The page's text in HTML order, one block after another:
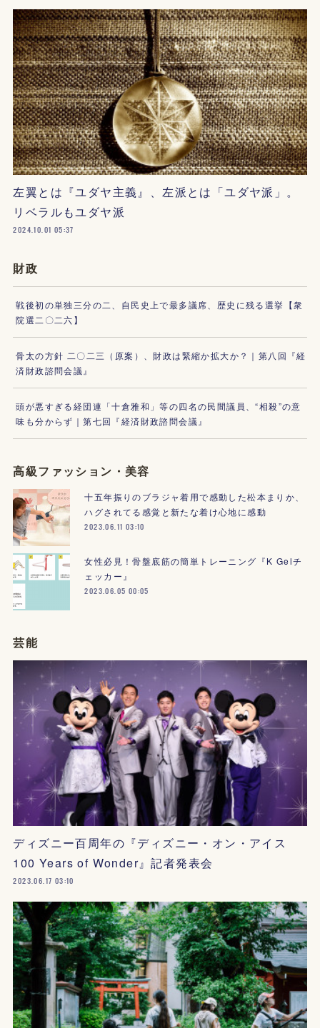
左翼とは『ユダヤ主義』、左派とは「ユダヤ派」。
リベラルもユダヤ派
2024.10.01 05:37
財政
戦後初の単独三分の二、自民史上で最多議席、歴史に残る選挙【衆
院選二〇二六】
骨太の方針 二〇二三（原案）、財政は緊縮か拡大か？｜第八回『経
済財政諮問会議』
頭が悪すぎる経団連「十倉雅和」等の四名の民間議員、“相殺”の意
味も分からず｜第七回『経済財政諮問会議』
高級ファッション・美容
十五年振りのブラジャ着用で感動した松本まりか、
ハグされてる感覚と新たな着け心地に感動
2023.06.11 03:10
女性必見！骨盤底筋の簡単トレーニング『K Gelチ
ェッカー』
2023.06.05 00:05
芸能
ディズニー百周年の『ディズニー・オン・アイス
100 Years of Wonder』記者発表会
2023.06.17 03:10